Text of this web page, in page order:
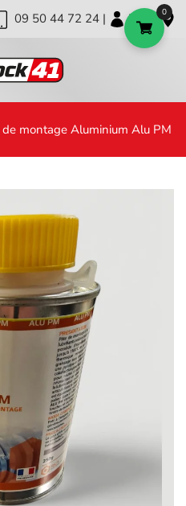
09 50 44 72 24 | | |
de montage Aluminium Alu PM
0